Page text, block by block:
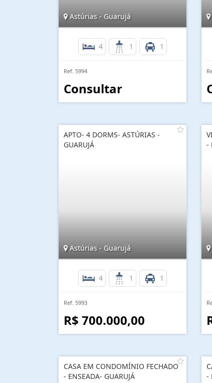
Astúrias - Guarujá
4 1 1
Ref. 5994
Consultar
APTO- 4 DORMS- ASTÚRIAS -
GUARUJÁ
Astúrias - Guarujá
4 1 1
Ref. 5993
R$ 700.000,00
-
CASA EM CONDOMÍNIO FECHADO
- ENSEADA- GUARUJÁ
-